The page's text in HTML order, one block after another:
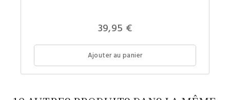
Prix
39,95 €
Ajouter au panier